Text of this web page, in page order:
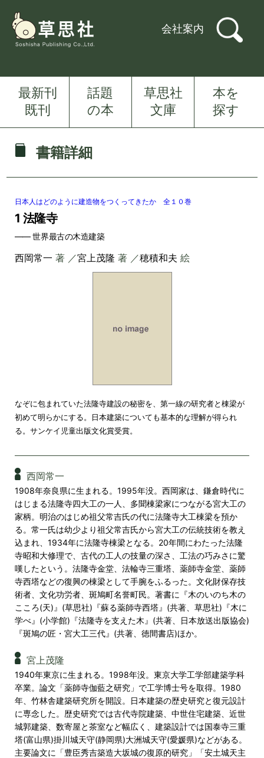
会社案内
最新刊
既刊
話題
の本
草思社
文庫
本を
探す
書籍詳細
日本人はどのように建造物をつくってきたか 全１０巻
1 法隆寺
―― 世界最古の木造建築
西岡常一 著 ／宮上茂隆 著 ／穂積和夫 絵
なぞに包まれていた法隆寺建設の秘密を、第一線の研究者と棟梁が
初めて明らかにする。日本建築についても基本的な理解が得られ
る。サンケイ児童出版文化賞受賞。
西岡常一
1908年奈良県に生まれる。1995年没。西岡家は、鎌倉時代に
はじまる法隆寺四大工の一人、多聞棟梁家につながる宮大工の
家柄。明治のはじめ祖父常吉氏の代に法隆寺大工棟梁を預か
る。常一氏は幼少より祖父常吉氏から宮大工の伝統技術を教え
込まれ、1934年に法隆寺棟梁となる。20年間にわたった法隆
寺昭和大修理で、古代の工人の技量の深さ、工法の巧みさに驚
嘆したという。法隆寺金堂、法輪寺三重塔、薬師寺金堂、薬師
寺西塔などの復興の棟梁として手腕をふるった。文化財保存技
術者、文化功労者、斑鳩町名誉町民。著書に『木のいのち木の
こころ(天)』(草思社)『蘇る薬師寺西塔』(共著、草思社)『木に
学べ』(小学館)『法隆寺を支えた木』(共著、日本放送出版協会)
『斑鳩の匠・宮大工三代』(共著、徳間書店)ほか。
宮上茂隆
1940年東京に生まれる。1998年没。東京大学工学部建築学科
卒業。論文「薬師寺伽藍之研究」で工学博士号を取得。1980
年、竹林舎建築研究所を開設。日本建築の歴史研究と復元設計
に専念した。歴史研究では古代寺院建築、中世住宅建築、近世
城郭建築、数寄屋と茶室など幅広く、建築設計では国泰寺三重
塔(富山県)掛川城天守(静岡県)大洲城天守(愛媛県)などがある。
主要論文に「豊臣秀吉築造大坂城の復原的研究」「安土城天主